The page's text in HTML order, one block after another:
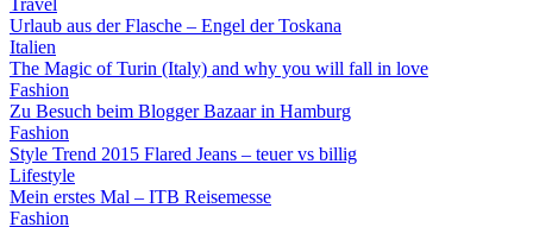
Travel
Urlaub aus der Flasche – Engel der Toskana
Italien
The Magic of Turin (Italy) and why you will fall in love
Fashion
Zu Besuch beim Blogger Bazaar in Hamburg
Fashion
Style Trend 2015 Flared Jeans – teuer vs billig
Lifestyle
Mein erstes Mal – ITB Reisemesse
Fashion